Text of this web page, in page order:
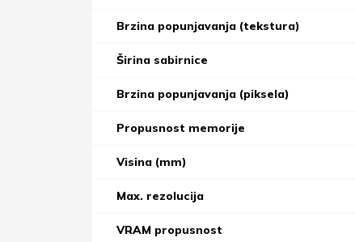
Brzina popunjavanja (tekstura)
Širina sabirnice
Brzina popunjavanja (piksela)
Propusnost memorije
Visina (mm)
Max. rezolucija
VRAM propusnost